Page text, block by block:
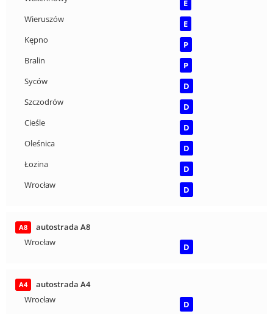
E
Wieruszów
E
Kępno
P
Bralin
P
Syców
D
Szczodrów
D
Cieśle
D
Oleśnica
D
Łozina
D
Wrocław
D
A8
autostrada A8
Wrocław
D
A4
autostrada A4
Wrocław
D